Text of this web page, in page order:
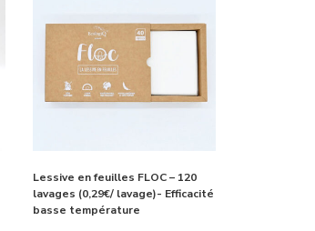
Lessive en feuilles FLOC – 120
lavages (0,29€/ lavage)- Efficacité
basse température